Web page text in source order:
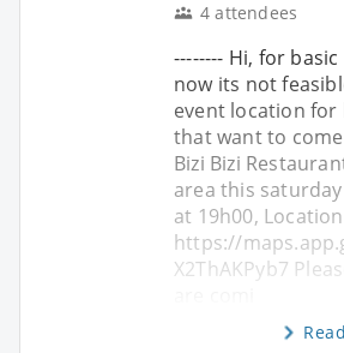
4 attendees
-------- Hi, for
now its not
event location for
that want to
Bizi Bizi
area this
at 19h00,
https://
X2ThAKPyb7